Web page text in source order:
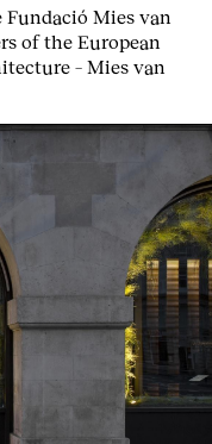
Fundació Mies van
of the European
– Mies van